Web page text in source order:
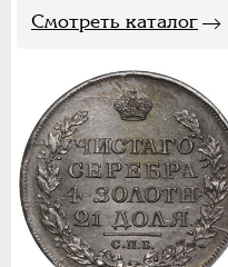
Смотреть каталог